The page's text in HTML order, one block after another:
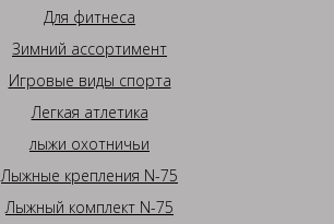
Для фитнеса
Зимний ассортимент
Игровые виды спорта
Легкая атлетика
лыжи охотничьи
Лыжные крепления N-75
Лыжный комплект N-75